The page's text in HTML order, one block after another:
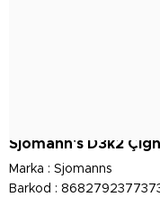
Sjomann's D3k2
Marka : Sjomanns
Barkod :